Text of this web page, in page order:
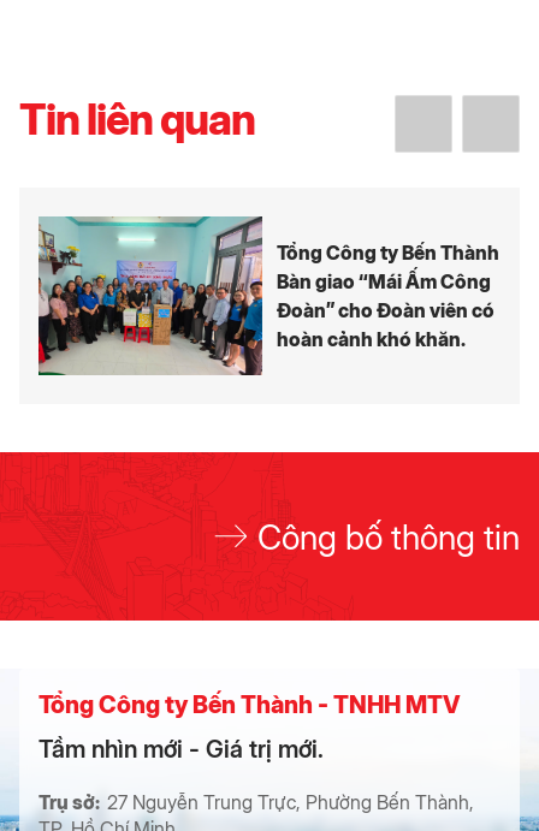
Tin liên quan
Tổng Công ty Bến Thành
Bàn giao “Mái Ấm Công
Đoàn” cho Đoàn viên có
hoàn cảnh khó khăn.
Công bố thông tin
Tổng Công ty Bến Thành - TNHH MTV
Tầm nhìn mới - Giá trị mới.
Trụ sở: 27 Nguyễn Trung Trực, Phường Bến Thành,